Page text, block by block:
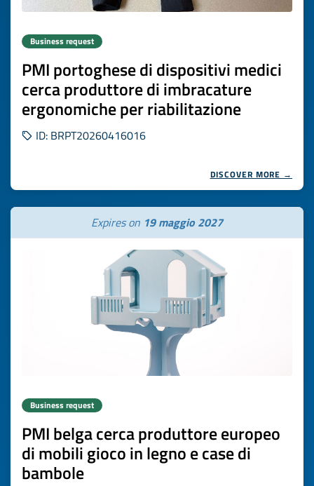
Business request
PMI portoghese di dispositivi medici
cerca produttore di imbracature
ergonomiche per riabilitazione
ID: BRPT20260416016
DISCOVER MORE →
Expires on 19 maggio 2027
Business request
PMI belga cerca produttore europeo
di mobili gioco in legno e case di
bambole